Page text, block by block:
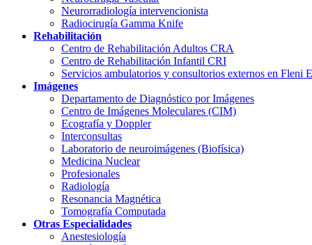
Neurorradiología intervencionista
Radiocirugía Gamma Knife
Rehabilitación
Centro de Rehabilitación Adultos CRA
Centro de Rehabilitación Infantil CRI
Servicios ambulatorios y consultorios externos en Fleni
Imágenes
Departamento de Diagnóstico por Imágenes
Centro de Imágenes Moleculares (CIM)
Ecografía y Doppler
Interconsultas
Laboratorio de neuroimágenes (Biofísica)
Medicina Nuclear
Profesionales
Radiología
Resonancia Magnética
Tomografía Computada
Otras Especialidades
Anestesiología